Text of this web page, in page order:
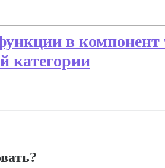
в компонент
категории